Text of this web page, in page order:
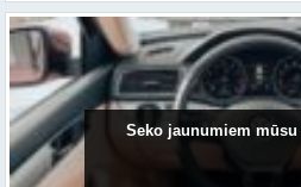
Seko jaunumiem mūsu